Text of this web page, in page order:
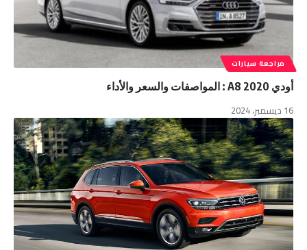
مراجعة سيارات
أودي A8 2020 : المواصفات والسعر والأداء
16 ديسمبر، 2024